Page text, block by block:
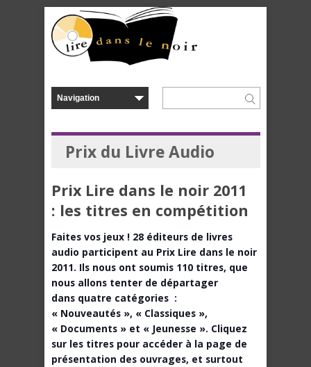
Prix du Livre Audio
Prix Lire dans le noir 2011
: les titres en compétition
Faites vos jeux ! 28 éditeurs de livres
audio participent au Prix Lire dans le noir
2011. Ils nous ont soumis 110 titres, que
nous allons tenter de départager
dans quatre catégories :
« Nouveautés », « Classiques »,
« Documents » et « Jeunesse ». Cliquez
sur les titres pour accéder à la page de
présentation des ouvrages, et surtout